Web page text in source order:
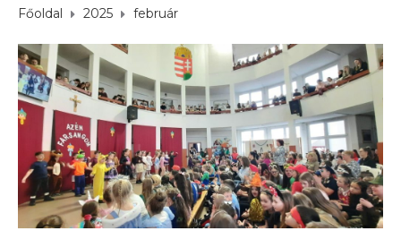
Főoldal 2025 február